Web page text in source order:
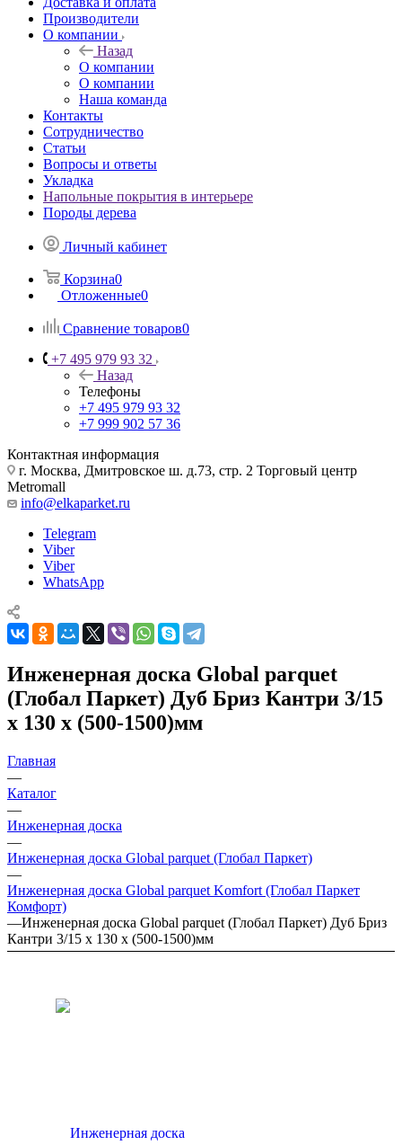
Производители
О компании
Назад
О компании
О компании
Наша команда
Контакты
Сотрудничество
Статьи
Вопросы и ответы
Укладка
Напольные покрытия в интерьере
Породы дерева
Личный кабинет
Корзина0
Отложенные0
Сравнение товаров0
+7 495 979 93 32
Назад
Телефоны
+7 495 979 93 32
+7 999 902 57 36
Контактная информация
г. Москва, Дмитровское ш. д.73, стр. 2 Торговый центр
Metromall
info@elkaparket.ru
Telegram
Viber
Viber
WhatsApp
Инженерная доска Global parquet
(Глобал Паркет) Дуб Бриз Кантри 3/15
х 130 х (500-1500)мм
Главная
—
Каталог
—
Инженерная доска
—
Инженерная доска Global parquet (Глобал Паркет)
—
Инженерная доска Global parquet Komfort (Глобал Паркет
Комфорт)
—Инженерная доска Global parquet (Глобал Паркет) Дуб Бриз
Кантри 3/15 х 130 х (500-1500)мм